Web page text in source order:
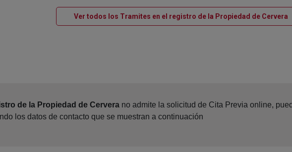
Ver todos los Tramites en el registro de la Propiedad de Cervera
de la Propiedad de Cervera no admite la solicitud de Cita Previa online,
los datos de contacto que se muestran a continuación